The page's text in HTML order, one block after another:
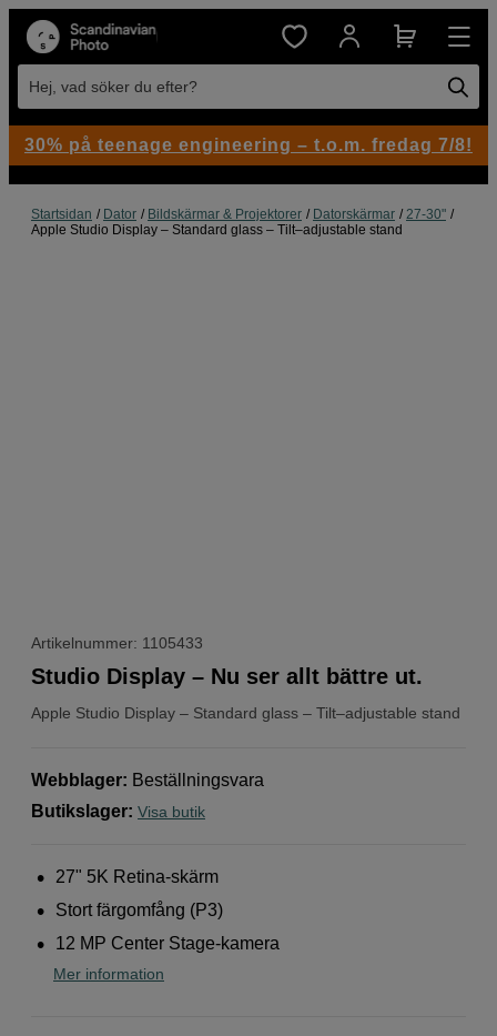
Hej, vad söker du efter?
Startsidan Dator Bildskärmar & Projektorer Datorskärmar
27-30"
Apple Studio Display – Standard glass – Tilt–adjustable stand
Artikelnummer: 1105433
Apple Studio Display – Standard glass – Tilt–adjustable stand
Studio Display – Nu ser allt bättre ut.
Webblager: Beställningsvara
Butikslager: Visa butik
27" 5K Retina-skärm
Stort färg­omfång (P3)
12 MP Center Stage-kamera
Mer information
30% på teenage engineering – t.o.m. fredag 7/8!